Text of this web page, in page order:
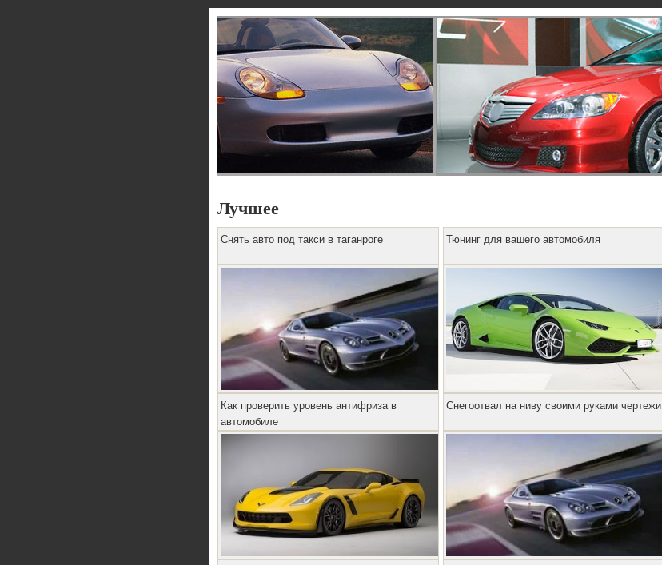
Лучшее
Снять авто под такси в таганроге Тюнинг для вашего автомобиля
Как проверить уровень антифриза в
автомобиле
Снегоотвал на ниву своими руками чертежи